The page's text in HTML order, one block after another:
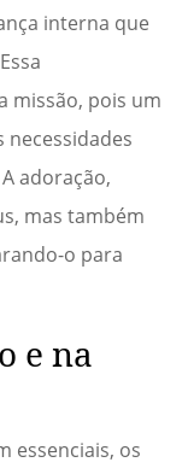
interna que
missão, pois um
necessidades
adoração,
mas também
o para
e na
essenciais, os